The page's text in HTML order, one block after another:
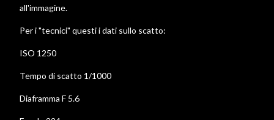
all'immagine.
Per i "tecnici" questi i dati sullo scatto:
ISO 1250
Tempo di scatto 1/1000
Diaframma F 5.6